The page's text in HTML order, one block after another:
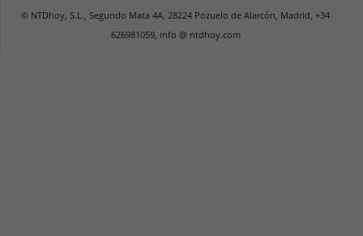
© NTDhoy, S.L., Segundo Mata 4A, 28224 Pozuelo de Alarcón, Madrid, +34
626981059, info @ ntdhoy.com